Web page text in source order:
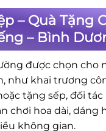
– Quà Tặng
– Bình
được chọn cho
như khai trương
tặng sếp, đối tác
chơi hoa dài, dáng
không gian.